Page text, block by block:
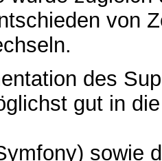
von
des
gut in
sowie